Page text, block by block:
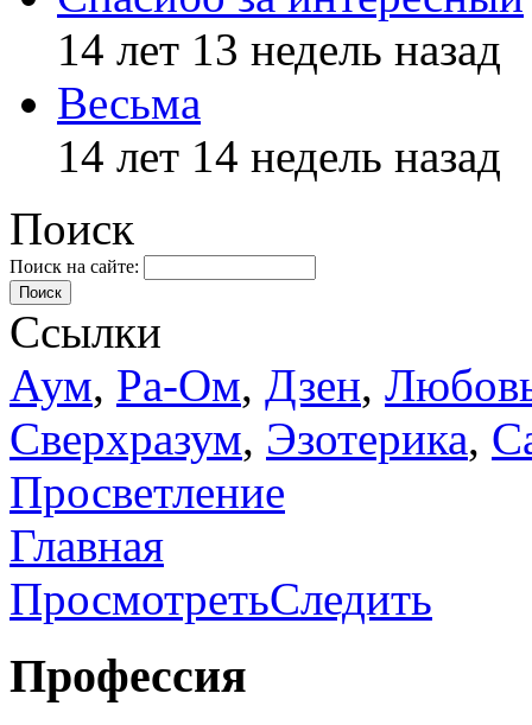
14 лет 13 недель назад
Весьма
14 лет 14 недель назад
Поиск
Поиск на сайте:
Поиск
Ссылки
Аум, Ра-Ом, Дзен,
Сверхразум, Эзотерика,
Просветление
Главная
ПросмотретьСледить
Профессия